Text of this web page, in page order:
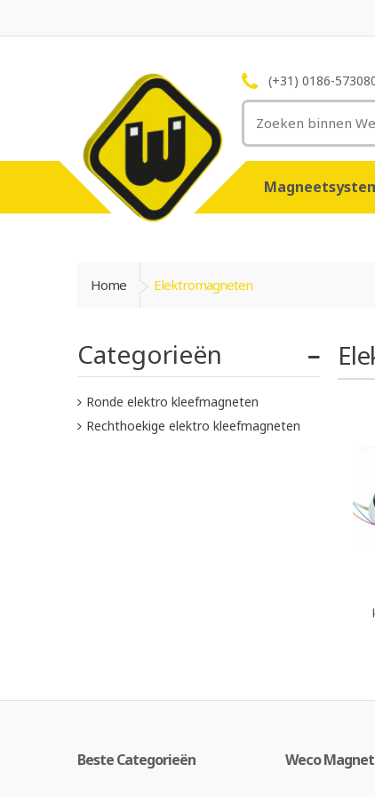
(+31) 0186-
Home Elektromagneten
Categorieën
Ronde elektro kleefmagneten
Rechthoekige elektro kleefmagneten
Beste Categorieën Weco